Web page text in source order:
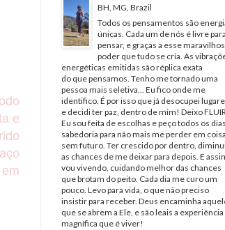
e
BH, MG, Brazil
Todos os pensamentos são
únicas. Cada um de nós é livre para
pensar, e graças a esse
poder que tudo se cria. As
energéticas emitidas são réplica exata
do que pensamos. Tenho me tornado uma
pessoa mais seletiva... Eu fico onde me
identifico. É por isso que já desocupei
e decidi ter paz, dentro de mim! Deixo
Eu sou feita de escolhas e peço todos os
sabedoria para não mais me perder em
sem futuro. Ter crescido por dentro,
as chances de me deixar para depois. E
vou vivendo, cuidando melhor das chances
que brotam do peito. Cada dia me curo um
pouco. Levo para vida, o que não preciso
insistir para receber. Deus encaminha
que se abrem a Ele, e são leais a experiência
magnífica que é viver!